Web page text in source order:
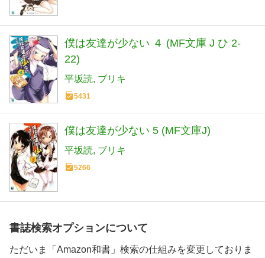
僕は友達が少ない ４ (MF文庫 J ひ 2-
22)
平坂読 ブリキ
5431
僕は友達が少ない 5 (MF文庫J)
平坂読 ブリキ
5266
書誌検索オプションについて
ただいま「Amazon和書」検索の仕組みを変更しておりま